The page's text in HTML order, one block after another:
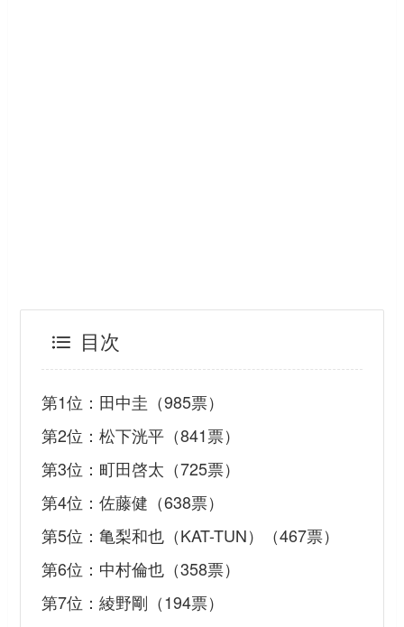
目次
第1位：田中圭（985票）
第2位：松下洸平（841票）
第3位：町田啓太（725票）
第4位：佐藤健（638票）
第5位：亀梨和也（KAT-TUN）（467票）
第6位：中村倫也（358票）
第7位：綾野剛（194票）